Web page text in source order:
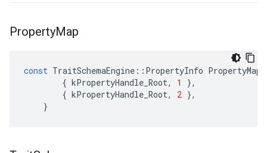
PropertyMap
const TraitSchemaEngine :: PropertyInfo PropertyMap
{ kPropertyHandle_Root, 1
},
{ kPropertyHandle_Root, 2 },
}